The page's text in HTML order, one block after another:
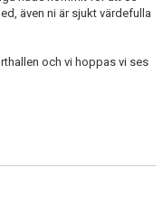
även ni är sjukt värdefulla
och vi hoppas vi ses